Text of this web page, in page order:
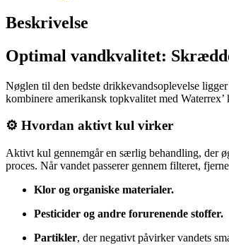
Beskrivelse
Optimal vandkvalitet:
Nøglen til den bedste drikkevandsoplevelse
kombinere amerikansk topkvalitet med
⚙️ Hvordan aktivt kul virker
Aktivt kul gennemgår en særlig behandling, der
proces. Når vandet passerer gennem filteret,
Klor og organiske materialer.
Pesticider og andre forurenende stoffer.
Partikler, der negativt påvirker vandets